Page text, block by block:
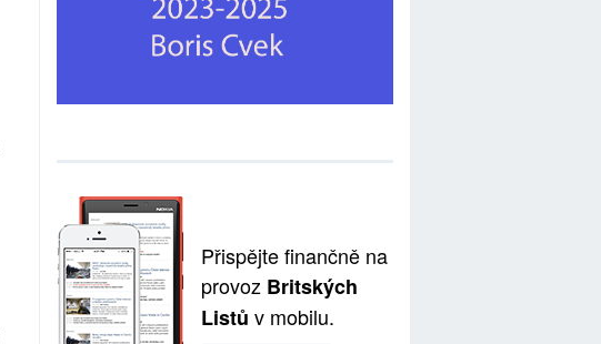
Přispějte finančně na
provoz Britských
Listů v mobilu.